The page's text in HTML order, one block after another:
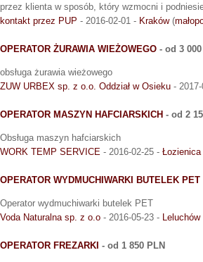
przez klienta w sposób, który wzmocni i
kontakt przez PUP - 2016-02-01 - Kraków(
OPERATOR ŻURAWIA WIEŻOWEGO - od 3
obsługa żurawia wieżowego
ZUW URBEX sp. z o.o. Oddział w Osieku -
OPERATOR MASZYN HAFCIARSKICH - od 2
Obsługa maszyn hafciarskich
WORK TEMP SERVICE - 2016-02-25 - Łozienica
OPERATOR WYDMUCHIWARKI BUTELEK PET
Operator wydmuchiwarki butelek PET
Voda Naturalna sp. z o.o - 2016-05-23 - Leluchów
OPERATOR FREZARKI - od 1 850 PLN